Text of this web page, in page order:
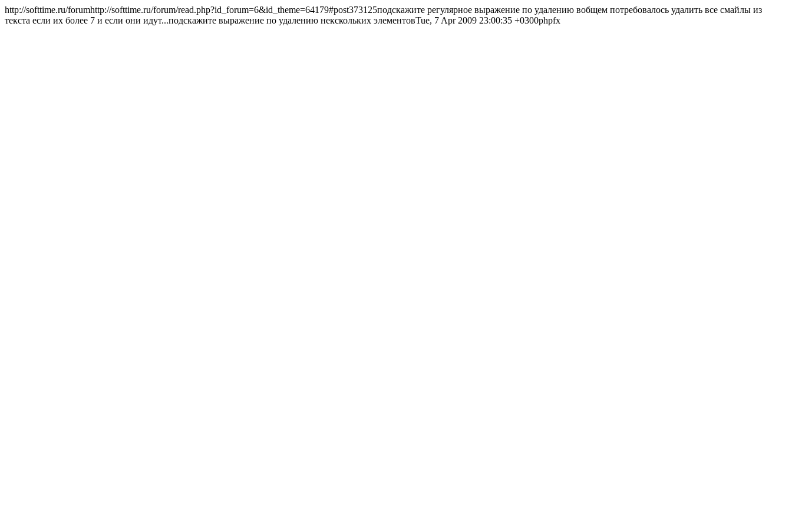
http://softtime.ru/forumhttp://softtime.ru/forum/read.php?id_forum=6&id_theme=64179#post373125подскажите регулярное выражение по удалению вобщем потребовалось удалить все смайлы из
текста если их более 7 и если они идут...подскажите выражение по удалению некскольких элементовTue, 7 Apr 2009 23:00:35 +0300phpfx